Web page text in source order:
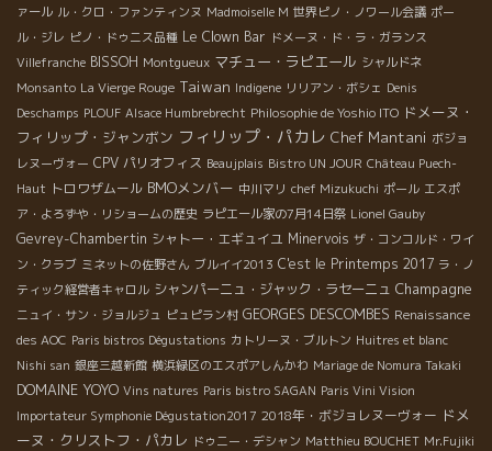
ァール ル・クロ・ファンティンヌ Madmoiselle M 世界ピノ・ノワール会議 ポー
ル・ジレ ピノ・ドゥニス品種 Le Clown Bar ドメーヌ・ド・ラ・ガランス
Villefranche BISSOH Montgueux マチュー・ラピエール シャルドネ
Monsanto La Vierge Rouge Taiwan Indigene リリアン・ボシェ Denis
Deschamps PLOUF Alsace Humbrebrecht Philosophie de Yoshio ITO ドメーヌ・
フィリップ・ジャンボン フィリップ・パカレ Chef Mantani ボジョ
レヌーヴォー CPV パリオフィス Beaujplais Bistro UN JOUR Château Puech-
Haut トロワザムール BMOメンバー 中川マリ chef Mizukuchi ポール エスポ
ア・よろずや・リショームの歴史 ラピエール家の7月14日祭 Lionel Gauby
Gevrey-Chambertin シャトー・エギュイユ Minervois ザ・コンコルド・ワイ
ン・クラブ ミネットの佐野さん ブルイイ2013 C'est le Printemps 2017 ラ・ノ
ティック経営者キャロル シャンパーニュ・ジャック・ラセーニュ Champagne
ニュイ・サン・ジョルジュ ピュピラン村 GEORGES DESCOMBES Renaissance
des AOC Paris bistros Dégustations カトリーヌ・ブルトン Huitres et blanc
Nishi san 銀座三越新館 横浜緑区のエスポアしんかわ Mariage de Nomura Takaki
DOMAINE YOYO Vins natures Paris bistro SAGAN Paris Vini Vision
Importateur Symphonie Dégustation2017 2018年・ボジョレヌーヴォー ドメ
ーヌ・クリストフ・パカレ ドゥニー・デシャン Matthieu BOUCHET Mr.Fujiki